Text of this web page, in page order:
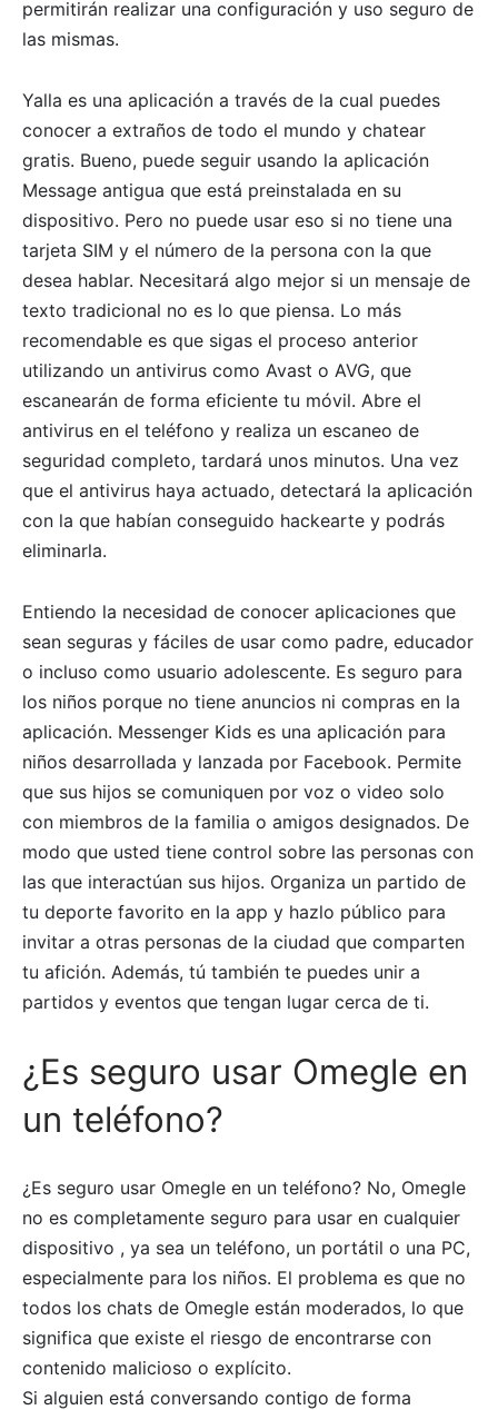
permitirán realizar una configuración y uso seguro de
las mismas.
Yalla es una aplicación a través de la cual puedes
conocer a extraños de todo el mundo y chatear
gratis. Bueno, puede seguir usando la aplicación
Message antigua que está preinstalada en su
dispositivo. Pero no puede usar eso si no tiene una
tarjeta SIM y el número de la persona con la que
desea hablar. Necesitará algo mejor si un mensaje de
texto tradicional no es lo que piensa. Lo más
recomendable es que sigas el proceso anterior
utilizando un antivirus como Avast o AVG, que
escanearán de forma eficiente tu móvil. Abre el
antivirus en el teléfono y realiza un escaneo de
seguridad completo, tardará unos minutos. Una vez
que el antivirus haya actuado, detectará la aplicación
con la que habían conseguido hackearte y podrás
eliminarla.
Entiendo la necesidad de conocer aplicaciones que
sean seguras y fáciles de usar como padre, educador
o incluso como usuario adolescente. Es seguro para
los niños porque no tiene anuncios ni compras en la
aplicación. Messenger Kids es una aplicación para
niños desarrollada y lanzada por Facebook. Permite
que sus hijos se comuniquen por voz o video solo
con miembros de la familia o amigos designados. De
modo que usted tiene control sobre las personas con
las que interactúan sus hijos. Organiza un partido de
tu deporte favorito en la app y hazlo público para
invitar a otras personas de la ciudad que comparten
tu afición. Además, tú también te puedes unir a
partidos y eventos que tengan lugar cerca de ti.
¿Es seguro usar Omegle en
un teléfono?
¿Es seguro usar Omegle en un teléfono? No, Omegle
no es completamente seguro para usar en cualquier
dispositivo , ya sea un teléfono, un portátil o una PC,
especialmente para los niños. El problema es que no
todos los chats de Omegle están moderados, lo que
significa que existe el riesgo de encontrarse con
contenido malicioso o explícito.
Si alguien está conversando contigo de forma